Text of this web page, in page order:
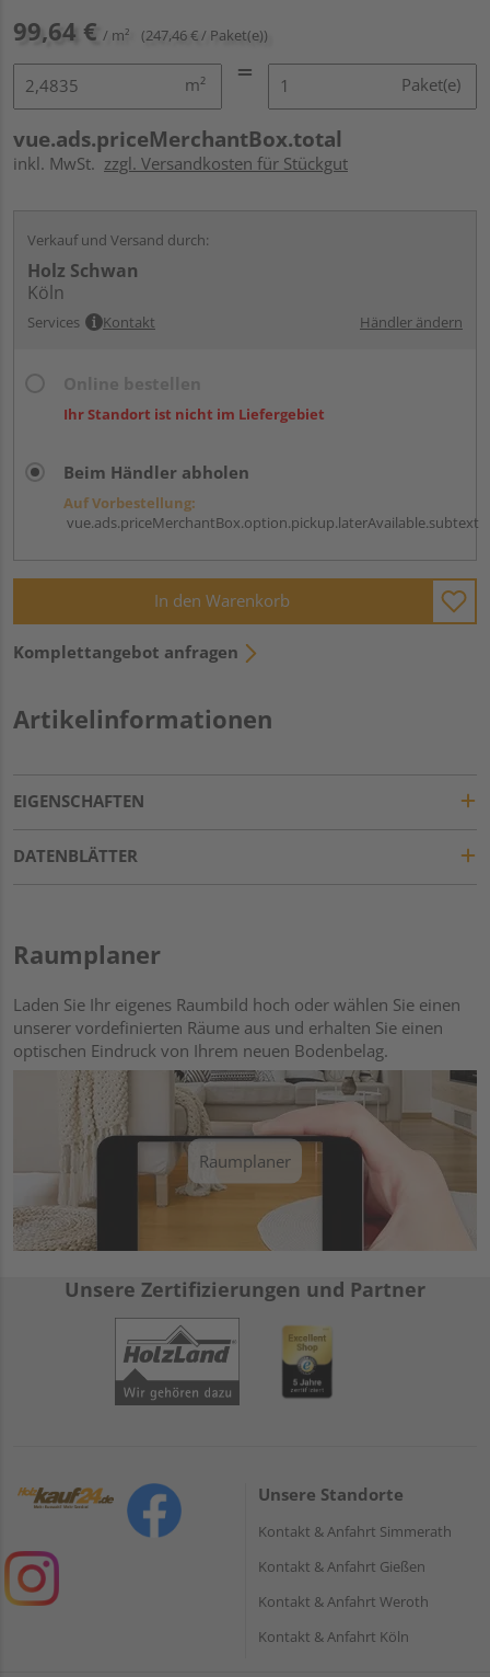
99,64 € / m² (247,46 € / Paket(e))
m² Paket(e)
vue.ads.priceMerchantBox.total
inkl. MwSt. zzgl. Versandkosten für Stückgut
Verkauf und Versand durch:
Holz Schwan
Köln
Services Kontakt Händler ändern
Ihr Standort ist nicht im Liefergebiet
Beim Händler abholen
Auf Vorbestellung:
vue.ads.priceMerchantBox.option.pickup.laterAvailable.subtext
In den Warenkorb
Komplettangebot anfragen
Artikelinformationen
EIGENSCHAFTEN
DATENBLÄTTER
Raumplaner
Laden Sie Ihr eigenes Raumbild hoch oder wählen Sie einen
unserer vordefinierten Räume aus und erhalten Sie einen
optischen Eindruck von Ihrem neuen Bodenbelag.
Raumplaner
Unsere Zertifizierungen und Partner
Unsere Standorte
Kontakt & Anfahrt Simmerath
Kontakt & Anfahrt Gießen
Kontakt & Anfahrt Weroth
Kontakt & Anfahrt Köln